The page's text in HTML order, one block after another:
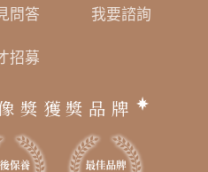
問答 我要諮詢
招募
獎獲獎品牌